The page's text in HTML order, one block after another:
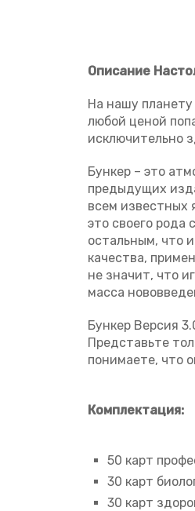
Описание
На нашу
любой ценой
исключительно
Бункер – это
предыдущих
всем известных
это своего
остальным, что
качества,
не значит, что
масса
Бункер Версия
Представьте
понимаете, что
Комплектация:
50 карт
30 карт
30 карт